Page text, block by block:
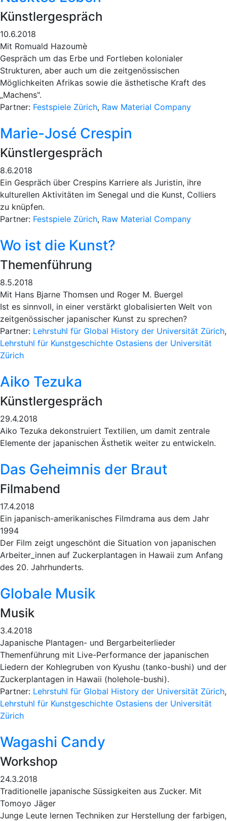
Künstlergespräch
10.6.2018
Mit Romuald Hazoumè
Gespräch um das Erbe und Fortleben kolonialer
Strukturen, aber auch um die zeitgenössischen
Möglichkeiten Afrikas sowie die ästhetische Kraft des
„Machens".
Partner: Festspiele Zürich, Raw Material Company
Marie-José Crespin
Künstlergespräch
8.6.2018
Ein Gespräch über Crespins Karriere als Juristin, ihre
kulturellen Aktivitäten im Senegal und die Kunst, Colliers
zu knüpfen.
Partner: Festspiele Zürich, Raw Material Company
Wo ist die Kunst?
Themenführung
8.5.2018
Mit Hans Bjarne Thomsen und Roger M. Buergel
Ist es sinnvoll, in einer verstärkt globalisierten Welt von
zeitgenössischer japanischer Kunst zu sprechen?
Partner: Lehrstuhl für Global History der Universität Zürich,
Lehrstuhl für Kunstgeschichte Ostasiens der Universität
Zürich
Aiko Tezuka
Künstlergespräch
29.4.2018
Aiko Tezuka dekonstruiert Textilien, um damit zentrale
Elemente der japanischen Ästhetik weiter zu entwickeln.
Das Geheimnis der Braut
Filmabend
17.4.2018
Ein japanisch-amerikanisches Filmdrama aus dem Jahr
1994
Der Film zeigt ungeschönt die Situation von japanischen
Arbeiter_innen auf Zuckerplantagen in Hawaii zum Anfang
des 20. Jahrhunderts.
Globale Musik
Musik
3.4.2018
Japanische Plantagen- und Bergarbeiterlieder
Themenführung mit Live-Performance der japanischen
Liedern der Kohlegruben von Kyushu (tanko-bushi) und der
Zuckerplantagen in Hawaii (holehole-bushi).
Partner: Lehrstuhl für Global History der Universität Zürich,
Lehrstuhl für Kunstgeschichte Ostasiens der Universität
Zürich
Wagashi Candy
Workshop
24.3.2018
Traditionelle japanische Süssigkeiten aus Zucker. Mit
Tomoyo Jäger
Junge Leute lernen Techniken zur Herstellung der farbigen,